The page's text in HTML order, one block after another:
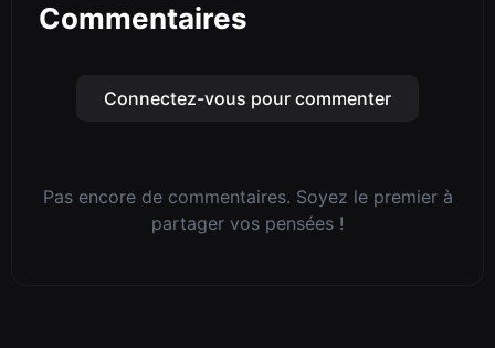
Commentaires
Connectez-vous pour commenter
Pas encore de commentaires. Soyez le premier à
partager vos pensées !